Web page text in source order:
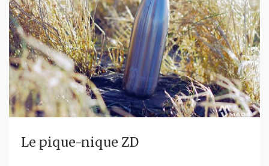
Le pique-nique ZD